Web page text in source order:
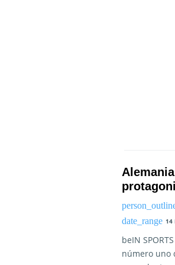
14
beIN
número uno